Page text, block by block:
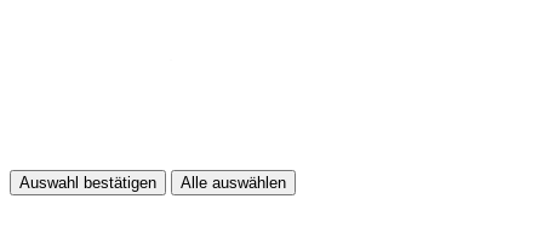
Auswahl bestätigen Alle auswählen